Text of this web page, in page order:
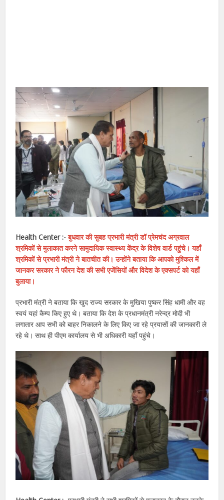
Health Center :-बुधवार की सुबह प्रभारी मंत्री डॉ प्रेमचंद अग्रवाल
श्रमिकों से मुलाकात करने सामुदायिक स्वास्थ्य केंद्र के विशेष वार्ड पहुंचे। यहाँ
श्रमिकों से प्रभारी मंत्री ने बातचीत की। उन्होंने बताया कि आपको मुश्किल में
जानकर सरकार ने फौरन देश की सभी एजेंसियों और विदेश के एक्सपर्ट को यहाँ
बुलाया।
प्रभारी मंत्री ने बताया कि खुद राज्य सरकार के मुखिया पुष्कर सिंह धामी और वह
स्वयं यहां कैम्प किए हुए थे। बताया कि देश के प्रधानमंत्री नरेन्द्र मोदी भी
लगातार आप सभी को बाहर निकालने के लिए किए जा रहे प्रयासों की जानकारी ले
रहे थे। साथ ही पीएम कार्यालय से भी अधिकारी यहाँ पहुंचे।